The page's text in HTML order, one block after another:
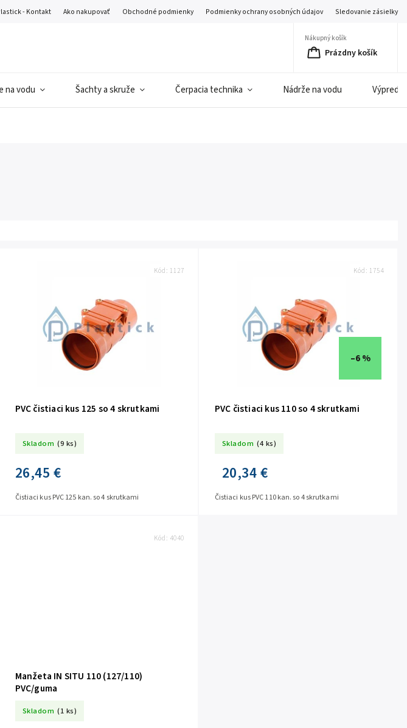
- Kontakt Ako nakupovať Obchodné podmienky Podmienky ochrany osobných údajov Sledovanie zásielky
Nákupný košík
Prázdny košík
na vodu Šachty a skruže Čerpacia technika Nádrže na vodu
PVC čistiaci kus 125 so 4 skrutkami
Skladom (9 ks)
26,45 €
Čistiaci kus PVC 125 kan. so 4 skrutkami
Kód: 1127
–6 %
PVC čistiaci kus 110 so 4 skrutkami
Skladom (4 ks)
20,34 €
Čistiaci kus PVC 110 kan. so 4 skrutkami
Kód: 1754
Manžeta IN SITU 110 (127/110)
PVC/guma
Skladom (1 ks)
Kód: 4040